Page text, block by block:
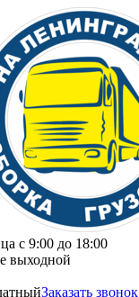
с 9:00 до 18:00
выходной
Заказать звонок